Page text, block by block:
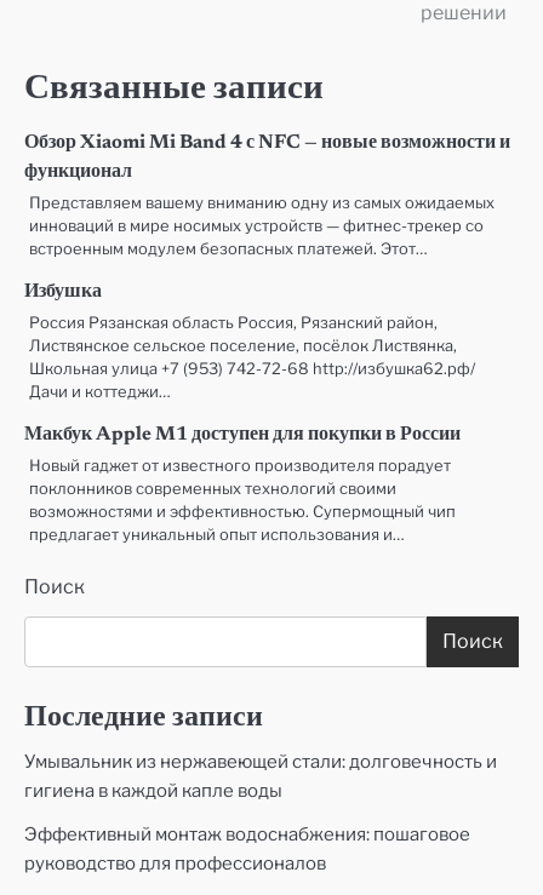
решении
Связанные записи
Обзор Xiaomi Mi Band 4 с NFC — новые возможности и
функционал
Представляем вашему вниманию одну из самых ожидаемых
инноваций в мире носимых устройств — фитнес-трекер со
встроенным модулем безопасных платежей. Этот…
Избушка
Россия Рязанская область Россия, Рязанский район,
Листвянское сельское поселение, посёлок Листвянка,
Школьная улица +7 (953) 742-72-68 http://избушка62.рф/
Дачи и коттеджи…
Макбук Apple M1 доступен для покупки в России
Новый гаджет от известного производителя порадует
поклонников современных технологий своими
возможностями и эффективностью. Супермощный чип
предлагает уникальный опыт использования и…
Поиск
Поиск
Последние записи
Умывальник из нержавеющей стали: долговечность и
гигиена в каждой капле воды
Эффективный монтаж водоснабжения: пошаговое
руководство для профессионалов